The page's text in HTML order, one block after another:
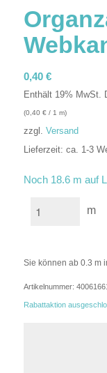
0,40 €
Enthält 19% MwSt.
(0,40 €/ 1 m)
zzgl. Versand
Lieferzeit: ca. 1-3
Noch 18.6 m auf
m
Sie können ab 0.3 m
Artikelnummer:
Rabattaktion